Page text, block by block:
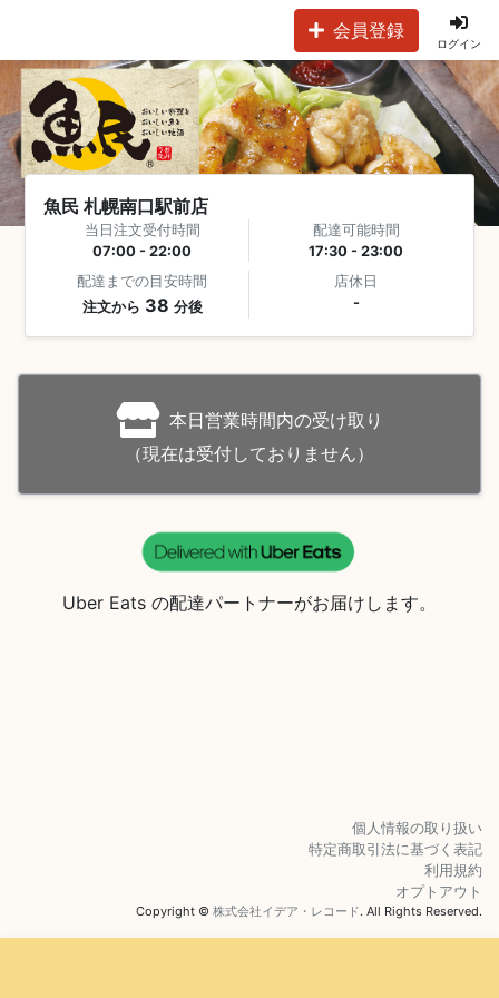
会員登録
ログイン
魚民 札幌南口駅前店
当日注文受付時間
07:00 - 22:00
配達可能時間
17:30 - 23:00
配達までの目安時間
注文から 38 分後
店休日
-
本日営業時間内の受け取り
（現在は受付しておりません）
Uber Eats の配達パートナーがお届けします。
個人情報の取り扱い
特定商取引法に基づく表記
利用規約
オプトアウト
Copyright © 株式会社イデア・レコード. All Rights Reserved.